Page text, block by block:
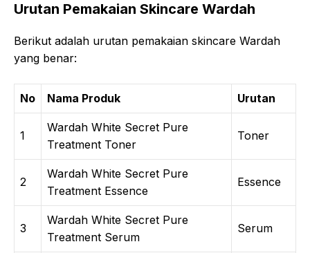
Urutan Pemakaian Skincare Wardah
Berikut adalah urutan pemakaian skincare Wardah
yang benar:
No Nama Produk Urutan
1
Wardah White Secret Pure
Treatment Toner
Toner
2
Wardah White Secret Pure
Treatment Essence
Essence
3
Wardah White Secret Pure
Treatment Serum
Serum